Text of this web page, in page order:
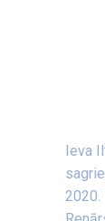
Ieva
2020.